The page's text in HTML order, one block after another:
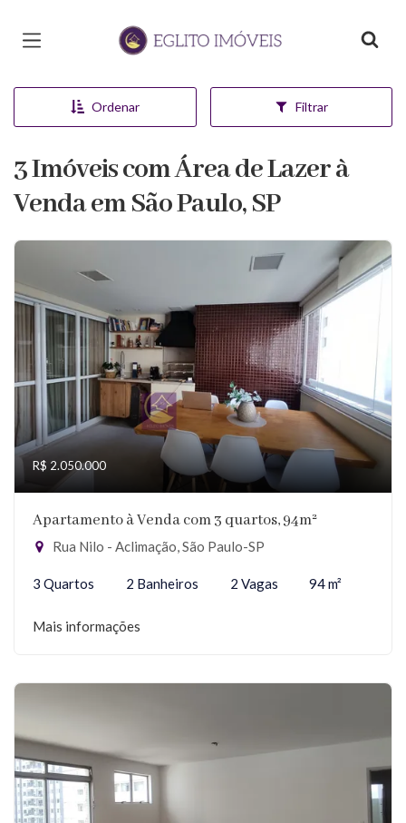
Página inicial
Ordenar Filtrar
3 Imóveis com Área de Lazer à
Venda em São Paulo, SP
R$ 2.050.000
Apartamento à Venda com 3 quartos, 94m²
Rua Nilo - Aclimação, São Paulo-SP
3 Quartos 2 Banheiros 2 Vagas 94 m²
Mais informações